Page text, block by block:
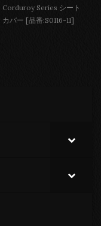
Corduroy Series シート
カバー [品番:S0116-11]